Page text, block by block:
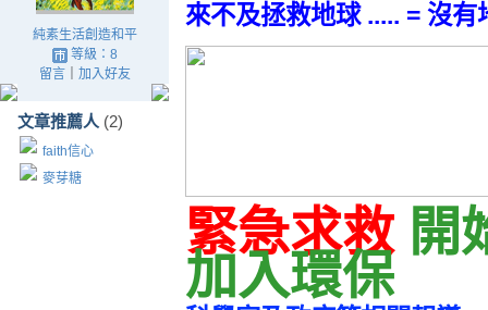
純素生活創造和平
等級：8
留言｜ 加入好友
文章推薦人 (2)
faith信心
麥芽糖
來不及拯救地球 ..... = 沒
緊急求救 開
加入環保